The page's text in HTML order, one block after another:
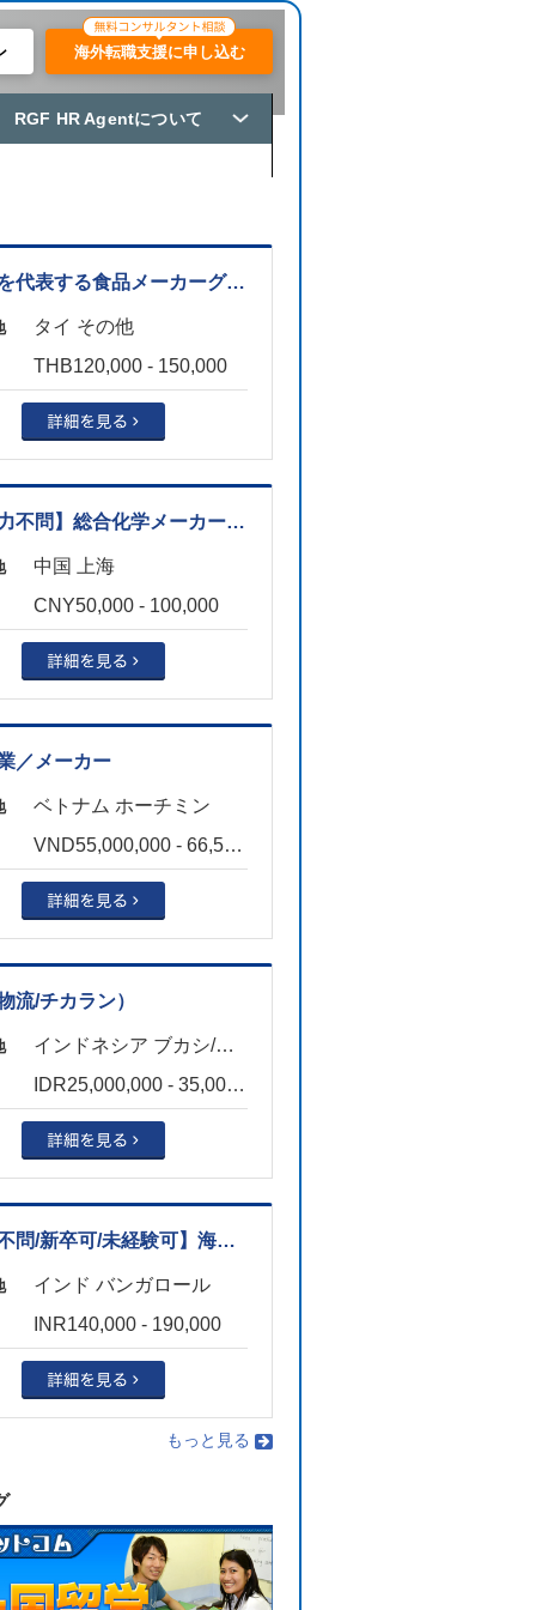
海外転職支援に申し込む
RGF HR Agentについて
【日本を代表する食品メーカーグループ】経理マネージャー ※サラブリ勤務（バンコクから乗り合いサポートあり）
タイ その他
THB120,000 - 150,000
【語学力不問】総合化学メーカー BSV技術エキスパート（番号173113）
中国 上海
CNY50,000 - 100,000
／メーカー
ベトナム ホーチミン
VND55,000,000 - 66,500,000
流/チカラン）
インドネシア ブカシ/チカラン
IDR25,000,000 - 35,000,000
【語学不問/新卒可/未経験可】海外引越サービス営業（物流業界/グルガオン）
インド バンガロール
INR140,000 - 190,000
もっと見る